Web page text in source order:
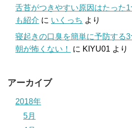
舌苔がつきやすい原因はたった
も紹介 に いくっち より
寝起きの口臭を簡単に予防する
朝が怖くない！
に KIYU01 より
アーカイブ
2018年
5月